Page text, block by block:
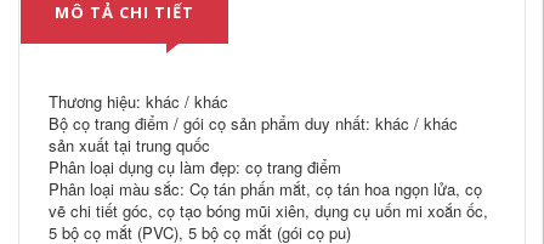
MÔ TẢ CHI TIẾT
Thương hiệu: khác / khác
Bộ cọ trang điểm / gói cọ sản phẩm duy nhất: khác / khác
sản xuất tại trung quốc
Phân loại dụng cụ làm đẹp: cọ trang điểm
Phân loại màu sắc: Cọ tán phấn mắt, cọ tán hoa ngọn lửa, cọ
vẽ chi tiết góc, cọ tạo bóng mũi xiên, dụng cụ uốn mi xoắn ốc,
5 bộ cọ mắt (PVC), 5 bộ cọ mắt (gói cọ pu)